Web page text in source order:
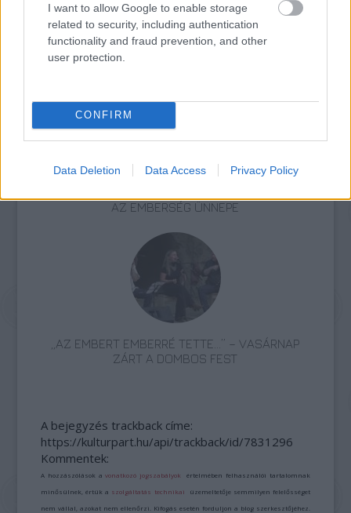
I want to allow Google to enable storage
related to security, including authentication
functionality and fraud prevention, and other
user protection.
CONFIRM
Data Deletion Data Access Privacy Policy
AZ EMBERSÉG ÜNNEPE
„AZ EMBERT EMBERRÉ TETTE…” – VASÁRNAP
ZÁRT A DOMBOS FEST
A bejegyzés trackback címe:
https://kulturpart.hu/api/trackback/id/7831296
Kommentek:
A hozzászólások avonatkozó jogszabályok értelmében felhasználói tartalomnak
minősülnek, értük a szolgáltatás technikai üzemeltetője semmilyen felelősséget
nem vállal, azokat nem ellenőrzi. Kifogás esetén forduljon a blog szerkesztőjéhez.